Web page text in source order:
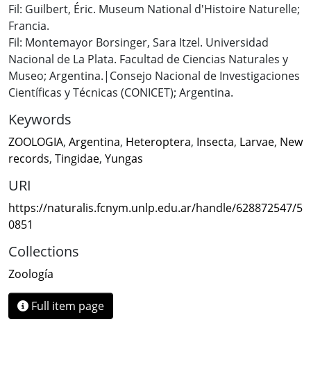
Fil: Guilbert, Éric. Museum National d'Histoire Naturelle;
Francia.
Fil: Montemayor Borsinger, Sara Itzel. Universidad
Nacional de La Plata. Facultad de Ciencias Naturales y
Museo; Argentina.|Consejo Nacional de Investigaciones
Científicas y Técnicas (CONICET); Argentina.
Keywords
ZOOLOGIA, Argentina, Heteroptera, Insecta, Larvae, New
records, Tingidae, Yungas
URI
https://naturalis.fcnym.unlp.edu.ar/handle/628872547/5
0851
Collections
Zoología
Full item page